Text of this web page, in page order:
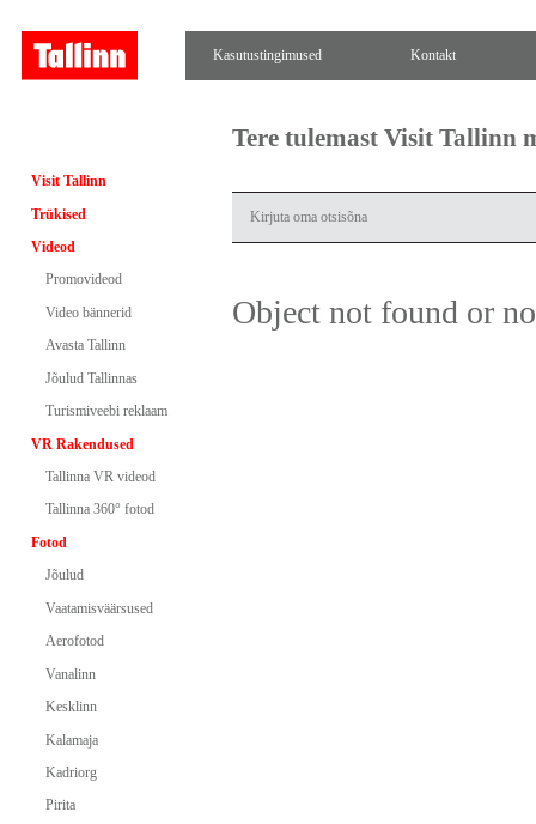
Kasutustingimused Kontakt
Visit Tallinn
Trükised
Videod
Promovideod
Video bännerid
Avasta Tallinn
Jõulud Tallinnas
Turismiveebi reklaam
VR Rakendused
Tallinna VR videod
Tallinna 360° fotod
Fotod
Jõulud
Vaatamisväärsused
Aerofotod
Vanalinn
Kesklinn
Kalamaja
Kadriorg
Pirita
Tere tulemast Visit Tallinn
Object not found or